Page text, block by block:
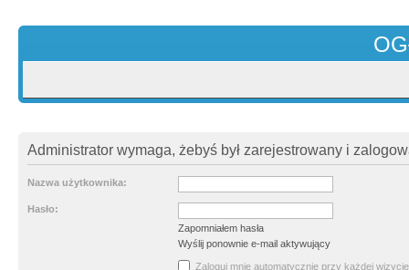
Administrator wymaga, żebyś był zarejestrowany i
Nazwa użytkownika:
Hasło:
Zapomniałem hasła
Wyślij ponownie e-mail aktywujący
Zaloguj mnie automatycznie przy każdej wizycie